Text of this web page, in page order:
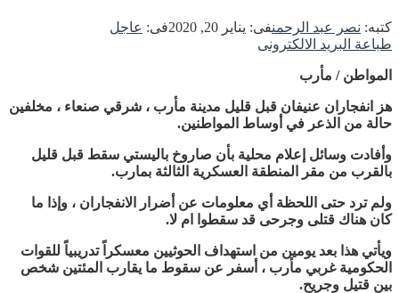
كتبه: نصر عبد الرحمنفى: يناير 20, 2020 فى: عاجل
طباعة البريد الالكترونى
المواطن / مأرب
هز انفجاران عنيفان قبل قليل مدينة مأرب ، شرقي صنعاء ، مخلفين
حالة من الذعر في أوساط المواطنين.
وأفادت وسائل إعلام محلية بأن صاروخ باليستي سقط قبل قليل
بالقرب من مقر المنطقة العسكرية الثالثة بمارب.
ولم ترد حتى اللحظة أي معلومات عن أضرار الانفجاران ، وإذا ما
كان هناك قتلى وجرحى قد سقطوا ام لا.
ويأتي هذا بعد يومين من استهداف الحوثيين معسكراً تدريبياً للقوات
الحكومية غربي مأرب ، أسفر عن سقوط ما يقارب المئتين شخص
بين قتيل وجريح.